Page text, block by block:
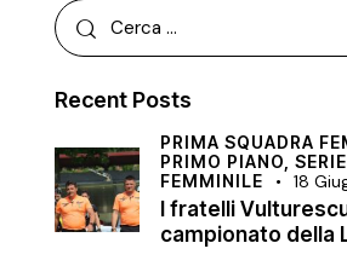
Recent Posts
PRIMA SQUADRA
PRIMO PIANO,
FEMMINILE
18
I fratelli
campionato della